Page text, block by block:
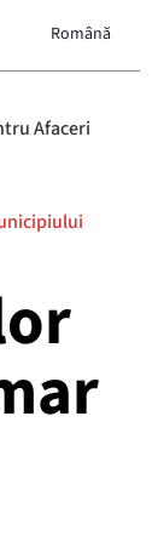
Română
Afaceri